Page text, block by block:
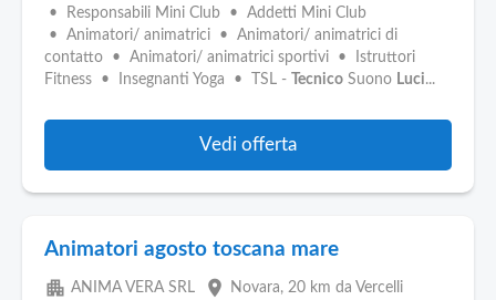
• Responsabili Mini Club • Addetti Mini Club
• Animatori/ animatrici • Animatori/ animatrici di
contatto • Animatori/ animatrici sportivi • Istruttori
Fitness • Insegnanti Yoga • TSL -
Tecnico Suono Luci...
Vedi offerta
Animatori agosto toscana mare
apartment ANIMA VERA SRL place Novara, 20 km da Vercelli